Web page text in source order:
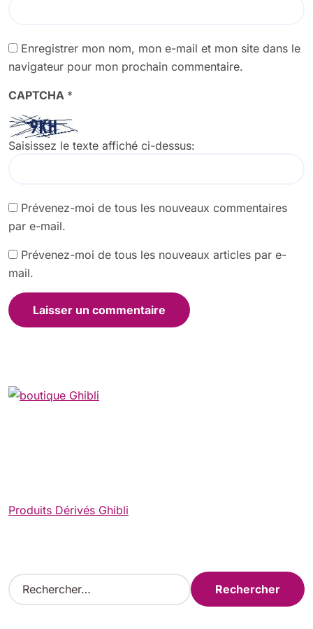
Enregistrer mon nom, mon e-mail et mon site dans le
navigateur pour mon prochain commentaire.
CAPTCHA *
Saisissez le texte affiché ci-dessus:
Prévenez-moi de tous les nouveaux commentaires
par e-mail.
Prévenez-moi de tous les nouveaux articles par e-
mail.
Produits Dérivés Ghibli
R
e